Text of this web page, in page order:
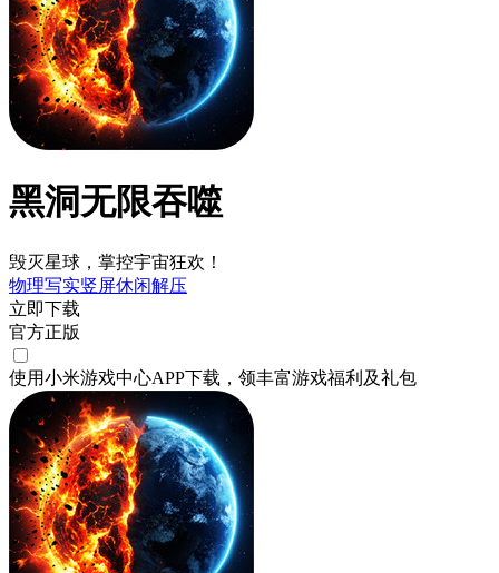
黑洞无限吞噬
毁灭星球，掌控宇宙狂欢！
物理写实竖屏休闲解压
立即下载
官方正版
使用小米游戏中心APP下载 ，领丰富游戏福利 及礼包